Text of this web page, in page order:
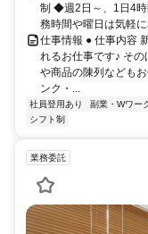
制 ◆週2日～、1日4
務時間や曜日は気軽
仕事情報 ● 仕事内容
れるお仕事です♪ そ
や商品の陳列なども
ンク・...
社員登用あり 副業・Wワー
シフト制
業務委託